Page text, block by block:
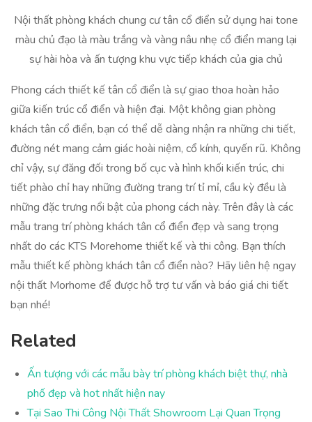
Nội thất phòng khách chung cư tân cổ điển sử dụng hai tone
màu chủ đạo là màu trắng và vàng nâu nhẹ cổ điển mang lại
sự hài hòa và ấn tượng khu vực tiếp khách của gia chủ
Phong cách thiết kế tân cổ điển là sự giao thoa hoàn hảo
giữa kiến trúc cổ điển và hiện đại. Một không gian phòng
khách tân cổ điển, bạn có thể dễ dàng nhận ra những chi tiết,
đường nét mang cảm giác hoài niệm, cổ kính, quyến rũ. Không
chỉ vậy, sự đăng đối trong bố cục và hình khối kiến trúc, chi
tiết phào chỉ hay những đường trang trí tỉ mỉ, cầu kỳ đều là
những đặc trưng nổi bật của phong cách này. Trên đây là các
mẫu trang trí phòng khách tân cổ điển đẹp và sang trọng
nhất do các KTS Morehome thiết kế và thi công. Bạn thích
mẫu thiết kế phòng khách tân cổ điển nào? Hãy liên hệ ngay
nội thất Morhome để được hỗ trợ tư vấn và báo giá chi tiết
bạn nhé!
Related
Ấn tượng với các mẫu bày trí phòng khách biệt thự, nhà
phố đẹp và hot nhất hiện nay
Tại Sao Thi Công Nội Thất Showroom Lại Quan Trọng